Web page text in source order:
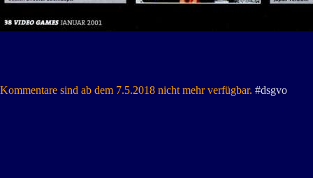
Kommentare sind ab dem 7.5.2018 nicht mehr verfügbar. #dsgvo